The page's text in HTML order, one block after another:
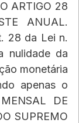
ARTIGO 28
ANUAL.
28 da Lei n.
nulidade da
monetária
apenas o
DE
SUPREMO